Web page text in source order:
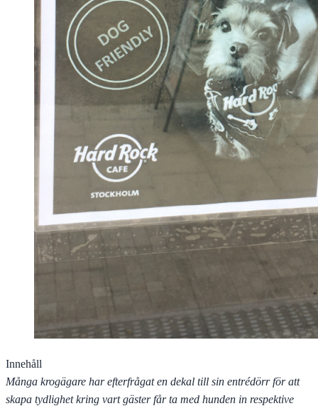
Innehåll
Många krogägare har efterfrågat en dekal till sin entrédörr för att
skapa tydlighet kring vart gäster får ta med hunden in respektive